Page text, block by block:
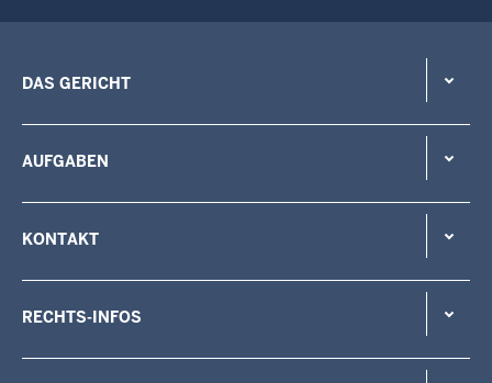
DAS GERICHT
AUFGABEN
KONTAKT
RECHTS-INFOS